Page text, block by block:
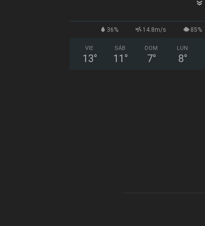
36% 14.8m/s 85%
VIE
13°
SÁB
11 °
DOM
7°
LUN
8°